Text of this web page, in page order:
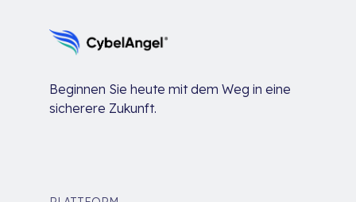
Beginnen Sie heute mit dem Weg in eine
sicherere Zukunft.